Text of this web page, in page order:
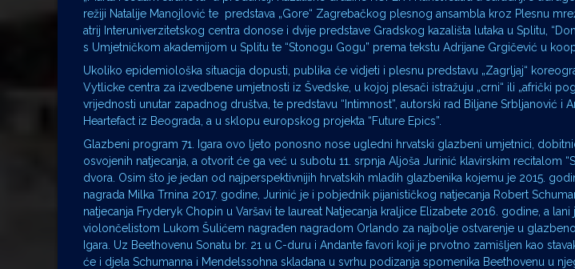
režiji Natalije Manojlović te predstava „Gore“ Zagrebačkog plesnog ansambla kroz Plesnu
atrij Interuniverzitetskog centra donose i dvije predstave Gradskog kazališta lutaka u Splitu,
s Umjetničkom akademijom u Splitu te “Stonogu Gogu” prema tekstu Adrijane Grgičević u
Ukoliko epidemiološka situacija dopusti, publika će vidjeti i plesnu predstavu „Zagrljaj“
Vytlicke centra za izvedbene umjetnosti iz Švedske, u kojoj plesači istražuju „crni“ ili „afrički
vrijednosti unutar zapadnog društva, te predstavu “Intimnost”, autorski rad Biljane Srbljanović i
Heartefact iz Beograda, a u sklopu europskog projekta “Future Epics”.
Glazbeni program 71. Igara ovo ljeto ponosno nose ugledni hrvatski glazbeni umjetnici,
osvojenih natjecanja, a otvorit će ga već u subotu 11. srpnja Aljoša Jurinić klavirskim recitalom
dvora. Osim što je jedan od najperspektivnijih hrvatskih mladih glazbenika kojemu je 2015.
nagrada Milka Trnina 2017. godine, Jurinić je i pobjednik pijanističkog natjecanja Robert
natjecanja Fryderyk Chopin u Varšavi te laureat Natjecanja kraljice Elizabete 2016. godine, a
violončelistom Lukom Šulićem nagrađen nagradom Orlando za najbolje ostvarenje u
Igara. Uz Beethovenu Sonatu br. 21 u C-duru i Andante favori koji je prvotno zamišljen kao
će i djela Schumanna i Mendelssohna skladana u svrhu podizanja spomenika Beethovenu u